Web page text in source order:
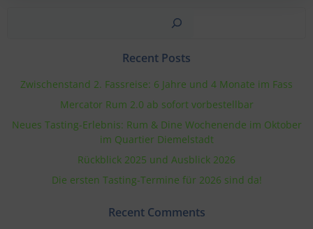
Suchen
Recent Posts
Zwischenstand 2. Fassreise: 6 Jahre und 4 Monate im Fass
Mercator Rum 2.0 ab sofort vorbestellbar
Neues Tasting-Erlebnis: Rum & Dine Wochenende im Oktober
im Quartier Diemelstadt
Rückblick 2025 und Ausblick 2026
Die ersten Tasting-Termine für 2026 sind da!
Recent Comments